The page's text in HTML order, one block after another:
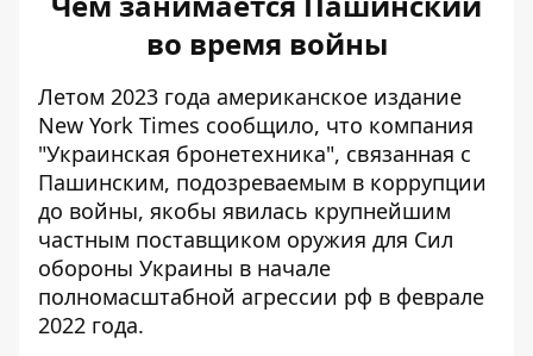
во время войны
Летом 2023 года американское издание
New York Times сообщило, что компания
"Украинская бронетехника", связанная с
Пашинским, подозреваемым в коррупции
до войны, якобы явилась крупнейшим
частным поставщиком оружия для Сил
обороны Украины в начале
полномасштабной агрессии рф в феврале
2022 года.